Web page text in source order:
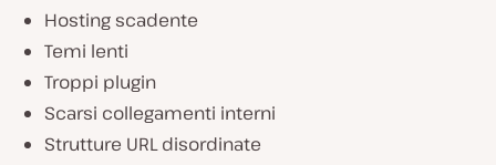
Hosting scadente
Temi lenti
Troppi plugin
Scarsi collegamenti interni
Strutture URL disordinate